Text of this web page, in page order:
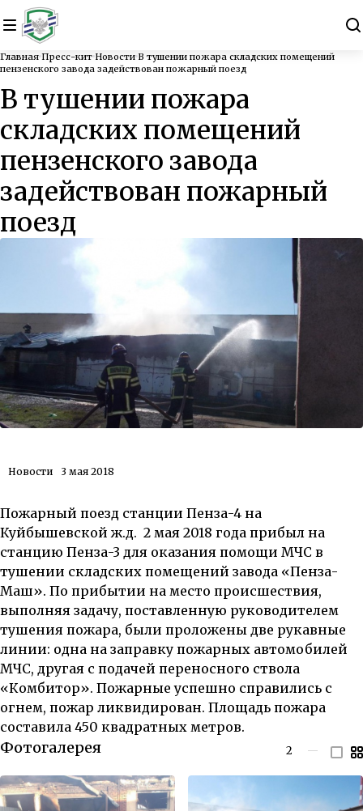
Главная Пресс-кит Новости В тушении пожара складских помещений
пензенского завода задействован пожарный поезд
В тушении пожара
складских помещений
пензенского завода
задействован пожарный
поезд
Новости 3 мая 2018
Пожарный поезд станции Пенза-4 на
Куйбышевской ж.д. 2 мая 2018 года прибыл на
станцию Пенза-3 для оказания помощи МЧС в
тушении складских помещений завода «Пенза-
Маш». По прибытии на место происшествия,
выполняя задачу, поставленную руководителем
тушения пожара, были проложены две рукавные
линии: одна на заправку пожарных автомобилей
МЧС, другая с подачей переносного ствола
«Комбитор». Пожарные успешно справились с
огнем, пожар ликвидирован. Площадь пожара
составила 450 квадратных метров.
Фотогалерея 2 —